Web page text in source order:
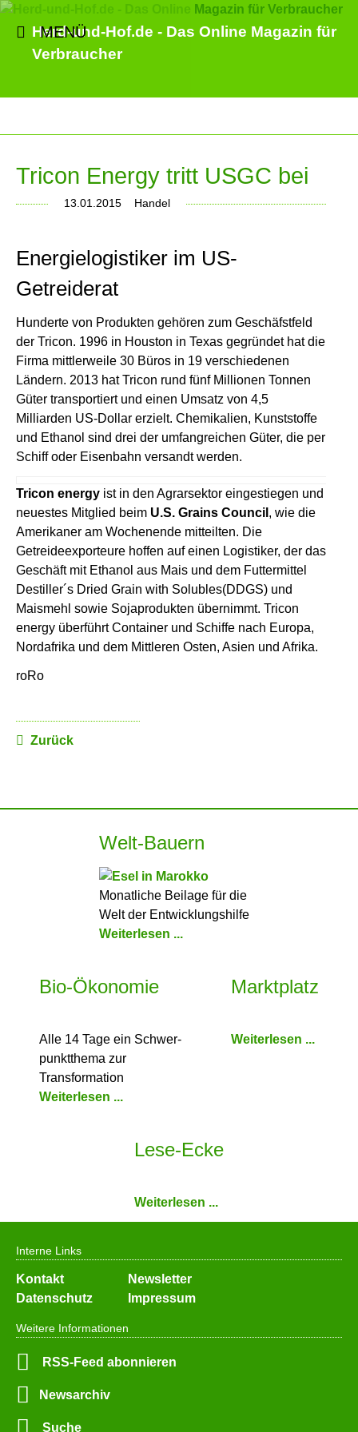
Herd-und-Hof.de - Das Online Magazin für
Verbraucher
MENÜ
Tricon Energy tritt USGC bei
13.01.2015 Handel
Energielogistiker im US-
Getreiderat
Hunderte von Produkten gehören zum Geschäfstfeld
der Tricon. 1996 in Houston in Texas gegründet hat die
Firma mittlerweile 30 Büros in 19 verschiedenen
Ländern. 2013 hat Tricon rund fünf Millionen Tonnen
Güter transportiert und einen Umsatz von 4,5
Milliarden US-Dollar erzielt. Chemikalien, Kunststoffe
und Ethanol sind drei der umfangreichen Güter, die per
Schiff oder Eisenbahn versandt werden.
Tricon energy ist in den Agrarsektor eingestiegen und
neuestes Mitglied beim U.S. Grains Council , wie die
Amerikaner am Wochenende mitteilten. Die
Getreideexporteure hoffen auf einen Logistiker, der das
Geschäft mit Ethanol aus Mais und dem Futtermittel
Destiller´s Dried Grain with Solubles(DDGS) und
Maismehl sowie Sojaprodukten übernimmt. Tricon
energy überführt Container und Schiffe nach Europa,
Nordafrika und dem Mittleren Osten, Asien und Afrika.
roRo
Zurück
Welt-Bauern
Monatliche Beilage für die
Welt der Entwicklungshilfe
Weiterlesen ...
Bio-Ökonomie
Alle 14 Tage ein Schwer­
punkt­thema zur
Transformation
Weiterlesen ...
Marktplatz
Weiterlesen ...
Lese-Ecke
Weiterlesen ...
Weitere Informationen
RSS-Feed abonnieren
Newsarchiv
Suche
Interne Links
Navigation
überspringen
Kontakt
Newsletter
Datenschutz
Impressum